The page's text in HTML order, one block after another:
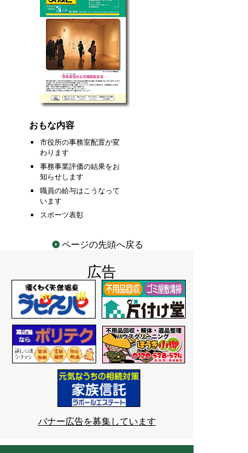
おもな内容
市役所の事務室配置が変
わります
事務事業評価の結果をお
知らせします
職員の給与はこうなって
います
スポーツ表彰
ページの先頭へ戻る
広告
バナー広告を募集しています